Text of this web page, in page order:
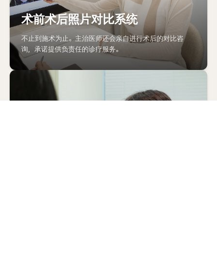
术前术后照片对比系统
不止到施术为止。主治医师还会亲自进行术后的对比咨
询，承诺提供负责任的诊疗服务。